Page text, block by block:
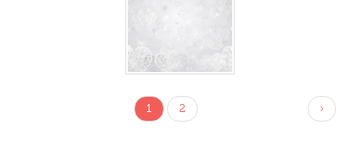
1 2 ›